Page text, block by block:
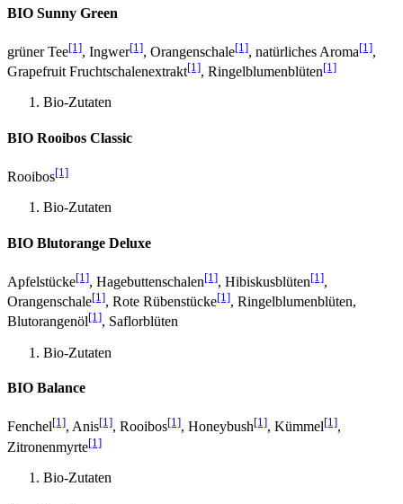
BIO Sunny Green
grüner Tee[1], Ingwer[1], Orangenschale[1], natürliches Aroma[1],
Grapefruit Fruchtschalenextrakt[1], Ringelblumenblüten[1]
Bio-Zutaten
BIO Rooibos Classic
Rooibos[1]
Bio-Zutaten
BIO Blutorange Deluxe
Apfelstücke[1], Hagebuttenschalen[1], Hibiskusblüten[1],
Orangenschale[1], Rote Rübenstücke[1], Ringelblumenblüten,
Blutorangenöl[1], Saflorblüten
Bio-Zutaten
BIO Balance
Fenchel[1], Anis[1], Rooibos[1], Honeybush[1], Kümmel[1],
Zitronenmyrte[1]
Bio-Zutaten